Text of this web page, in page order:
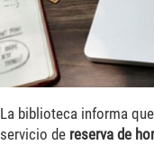
La biblioteca informa
servicio de reserva de